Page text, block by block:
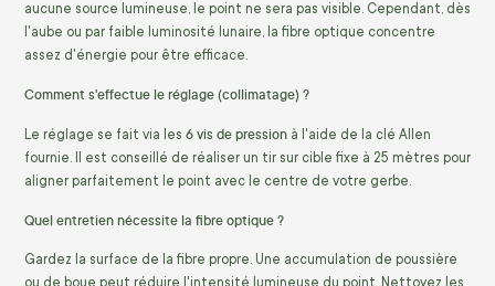
aucune source lumineuse, le point ne sera pas visible. Cependant, dès
l'aube ou par faible luminosité lunaire, la fibre optique concentre
assez d'énergie pour être efficace.
Comment s'effectue le réglage (collimatage) ?
Le réglage se fait via les 6 vis de pression à l'aide de la clé Allen
fournie. Il est conseillé de réaliser un tir sur cible fixe à 25 mètres pour
aligner parfaitement le point avec le centre de votre gerbe.
Quel entretien nécessite la fibre optique ?
Gardez la surface de la fibre propre. Une accumulation de poussière
ou de boue peut réduire l'intensité lumineuse du point. Nettoyez les